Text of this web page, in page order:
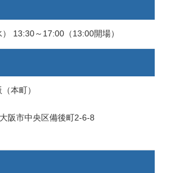
13:30～17:00（13:00開場）
本町）
阪市中央区備後町2-6-8